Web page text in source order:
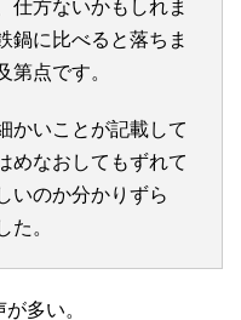
仕方ないかもしれま
鍋に比べると落ちま
第点です。
かいことが記載して
めなおしてもずれて
いのか分かりずら
た。
多い。